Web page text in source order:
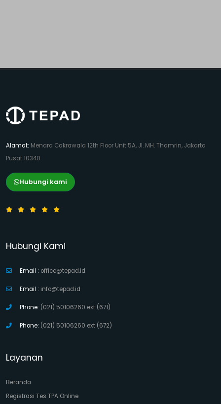
Alamat: Menara Cakrawala 12th Floor Unit 5A, Jl. MH. Thamrin, Jakarta
Pusat 10340
Hubungi kami
Hubungi Kami
Email : office@tepad.id
Email : info@tepad.id
Phone: (021) 50106260 ext (671)
Phone: (021) 50106260 ext (672)
Layanan
Beranda
Registrasi Tes TPA Online